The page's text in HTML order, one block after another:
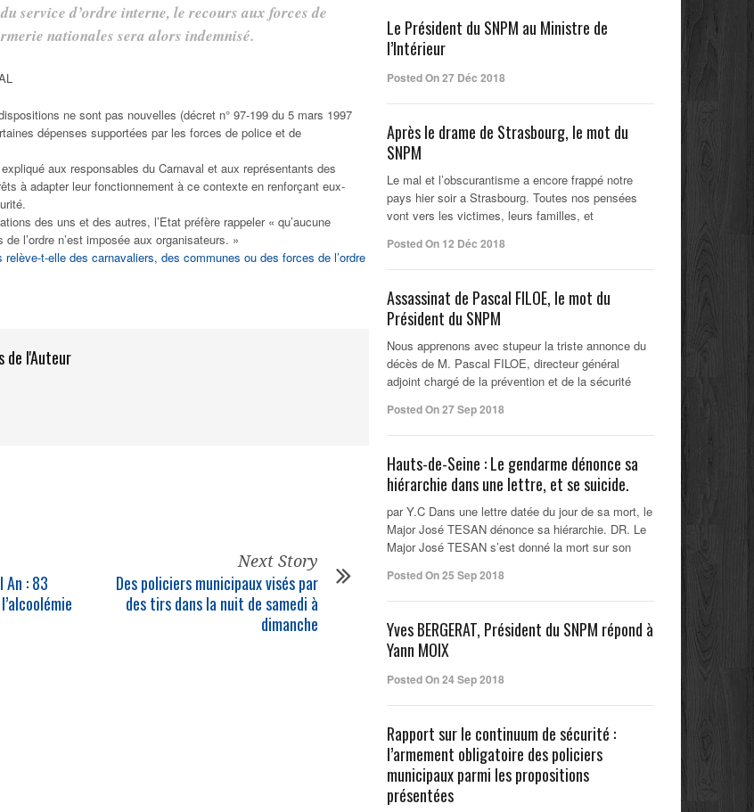
service d’ordre interne, le recours aux forces de
nationales sera alors indemnisé.
ne sont pas nouvelles (décret n° 97-199 du 5 mars 1997
dépenses supportées par les forces de police et de
aux responsables du Carnaval et aux représentants des
à adapter leur fonctionnement à ce contexte en renforçant eux-
des uns et des autres, l’Etat préfère rappeler « qu’aucune
l’ordre n’est imposée aux organisateurs. »
t-elle des carnavaliers, des communes ou des forces de l’ordre
de l'Auteur
An : 83
Next Story
Des policiers municipaux visés par
des tirs dans la nuit de samedi à
dimanche
Le Président du SNPM au Ministre de
l’Intérieur
Posted On 27 Déc 2018
Après le drame de Strasbourg, le mot du
SNPM
Le mal et l’obscurantisme a encore frappé notre
pays hier soir a Strasbourg. Toutes nos pensées
vont vers les victimes, leurs familles, et
Posted On 12 Déc 2018
Assassinat de Pascal FILOE, le mot du
Président du SNPM
Nous apprenons avec stupeur la triste annonce du
décès de M. Pascal FILOE, directeur général
adjoint chargé de la prévention et de la sécurité
Posted On 27 Sep 2018
Hauts-de-Seine : Le gendarme dénonce sa
hiérarchie dans une lettre, et se suicide.
par Y.C Dans une lettre datée du jour de sa mort, le
Major José TESAN dénonce sa hiérarchie. DR. Le
Major José TESAN s’est donné la mort sur son
Posted On 25 Sep 2018
Yves BERGERAT, Président du SNPM répond à
Yann MOIX
Posted On 24 Sep 2018
Rapport sur le continuum de sécurité :
l’armement obligatoire des policiers
municipaux parmi les propositions
présentées